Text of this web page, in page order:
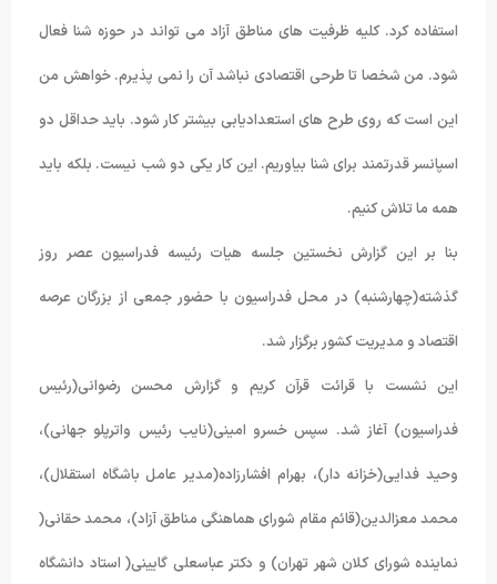
استفاده کرد. کلیه ظرفیت های مناطق آزاد می تواند در حوزه شنا فعال
شود. من شخصا تا طرحی اقتصادی نباشد آن را نمی پذیرم. خواهش من
این است که روی طرح های استعدادیابی بیشتر کار شود. باید حداقل دو
اسپانسر قدرتمند برای شنا بیاوریم. این کار یکی دو شب نیست. بلکه باید
همه ما تلاش کنیم.
بنا بر این گزارش نخستین جلسه هیات رئیسه فدراسیون عصر روز
گذشته(چهارشنبه) در محل فدراسیون با حضور جمعی از بزرگان عرصه
اقتصاد و مدیریت کشور برگزار شد.
این نشست با قرائت قرآن کریم و گزارش محسن رضوانی(رئیس
فدراسیون) آغاز شد. سپس خسرو امینی(نایب رئیس واترپلو جهانی)،
وحید فدایی(خزانه دار)، بهرام افشارزاده(مدیر عامل باشگاه استقلال)،
محمد معزالدین(قائم مقام شورای هماهنگی مناطق آزاد)، محمد حقانی(
نماینده شورای کلان شهر تهران) و دکتر عباسعلی گایینی( استاد دانشگاه